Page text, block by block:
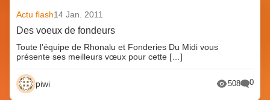
Actu flash14 Jan. 2011
Des voeux de fondeurs
Toute l’équipe de Rhonalu et Fonderies Du Midi vous
présente ses meilleurs vœux pour cette […]
piwi 508 0